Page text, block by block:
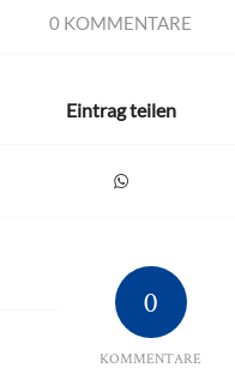
0 KOMMENTARE
Eintrag teilen
0
KOMMENTARE